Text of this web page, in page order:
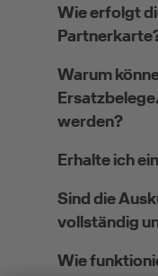
Wie erfolgt
Warum
werden?
Erhalte ich
Sind die
vollständig
Wie